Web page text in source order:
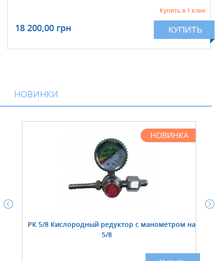
18 200,00 грн
Купить в 1 клик
КУПИТЬ
НОВИНКИ
НОВИНКА
РК 5/8 Кислородный редуктор с манометром на
5/8